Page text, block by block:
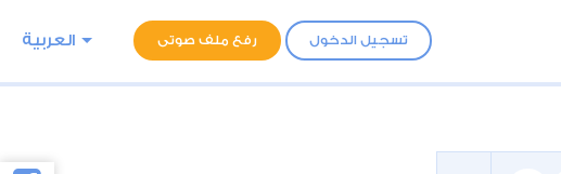
تسجيل الدخول رفع ملف صوتى العربية